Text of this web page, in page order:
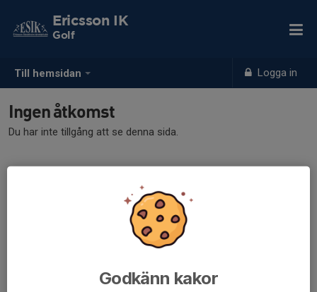
Till hemsidan Logga in
Ericsson IK
Golf
Ingen åtkomst
Du har inte tillgång att se denna sida.
Godkänn kakor